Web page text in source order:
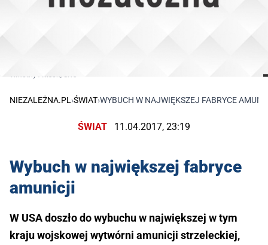
NIEZALEŻNA.PL ›ŚWIAT›WYBUCH W NAJWIĘKSZEJ FABRYCE
ŚWIAT 11.04.2017, 23:19
Wybuch w największej fabryce
amunicji
W USA doszło do wybuchu w największej w tym
kraju wojskowej wytwórni amunicji strzeleckiej,